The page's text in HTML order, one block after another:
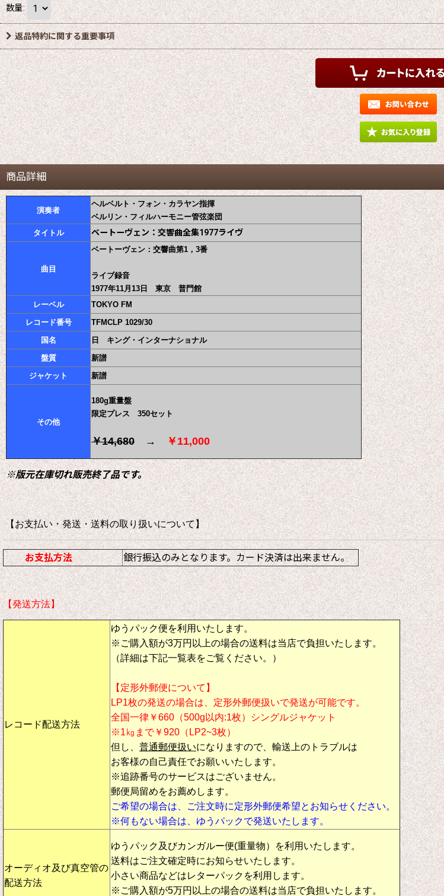
数量:
返品特約に関する重要事項
商品詳細
演奏者
ヘルベルト・フォン・カラヤン指揮
ベルリン・フィルハーモニー管弦楽団
タイトル
ベートーヴェン：交響曲全集1977ライヴ
曲目
ベートーヴェン：交響曲第1，3番
ライブ録音
1977年11月13日 東京 普門館
レーベル
TOKYO FM
レコード番号
TFMCLP 1029/30
国名
日 キング・インターナショナル
盤質
新譜
ジャケット
新譜
その他
180g重量盤
限定プレス 350セット
￥14,680 → ￥11,000
※版元在庫切れ販売終了品です。
【お支払い・発送・送料の取り扱いについて】
お支払方法 銀行振込のみとなります。カード決済は出来ません。
【発送方法】
レコード配送方法
ゆうパック便を利用いたします。
※ご購入額が3万円以上の場合の送料は当店で負担いたします。
（詳細は下記一覧表をご覧ください。）
【定形外郵便について】
LP1枚の発送の場合は、定形外郵便扱いで発送が可能です。
全国一律￥660（500g以内:1枚）シングルジャケット
※1㎏まで￥920（LP2~3枚）
但し、 普通郵便扱いになりますので、輸送上のトラブルは
お客様の自己責任でお願いいたします。
※追跡番号のサービスはございません。
郵便局留めをお薦めします。
ご希望の場合は、ご注文時に定形外郵便希望とお知らせください。
※何もない場合は、ゆうパックで発送いたします。
オーディオ及び真空管の
配送方法
ゆうパック及びカンガルー便(重量物）を利用いたします。
送料はご注文確定時にお知らせいたします。
小さい商品などはレターパックを利用します。
※ご購入額が5万円以上の場合の送料は当店で負担いたします。